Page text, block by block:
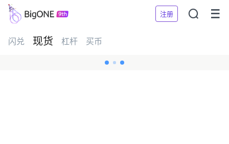
注册  
闪兑 现货 杠杆 买币